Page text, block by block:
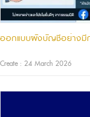
ออกแบบผังบัญชีอย่างมี
Create : 24 March 2026